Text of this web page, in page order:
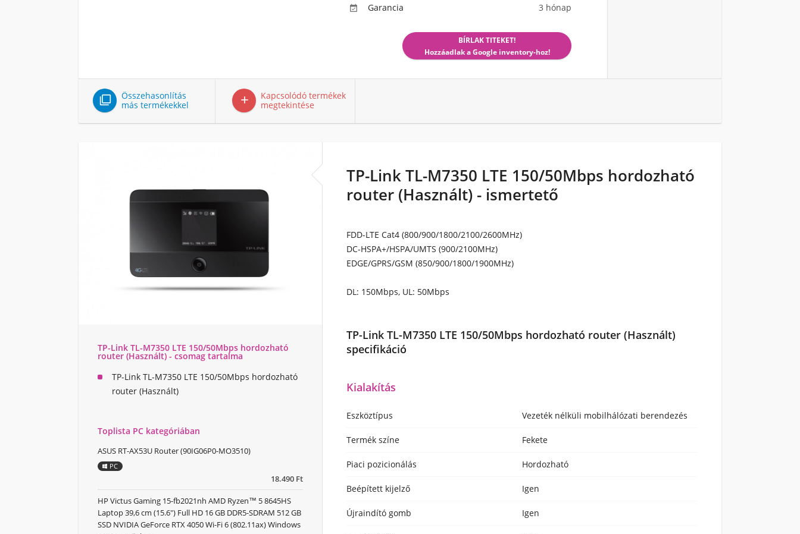
 Garancia 3 hónap
BÍRLAK TITEKET!
Hozzáadlak a Google inventory-hoz!

Összehasonlítás
más termékekkel

Kapcsolódó termékek
megtekintése
TP-Link TL-M7350 LTE 150/50Mbps hordozható
router (Használt) - ismertető
FDD-LTE Cat4 (800/900/1800/2100/2600MHz)
DC-HSPA+/HSPA/UMTS (900/2100MHz)
EDGE/GPRS/GSM (850/900/1800/1900MHz)
DL: 150Mbps, UL: 50Mbps
TP-Link TL-M7350 LTE 150/50Mbps hordozható router (Használt)
specifikáció
Kialakítás
Eszköztípus Vezeték nélküli mobilhálózati berendezés
Termék színe Fekete
Piaci pozicionálás Hordozható
Beépített kijelző Igen
Újraindító gomb Igen
TP-Link TL-M7350 LTE 150/50Mbps hordozható
router (Használt) - csomag tartalma
TP-Link TL-M7350 LTE 150/50Mbps hordozható
router (Használt)
Toplista PC kategóriában
18.490 Ft
ASUS RT-AX53U Router (90IG06P0-MO3510)
PC
HP Victus Gaming 15-fb2021nh AMD Ryzen™ 5 8645HS
Laptop 39,6 cm (15.6") Full HD 16 GB DDR5-SDRAM 512 GB
SSD NVIDIA GeForce RTX 4050 Wi-Fi 6 (802.11ax) Windows